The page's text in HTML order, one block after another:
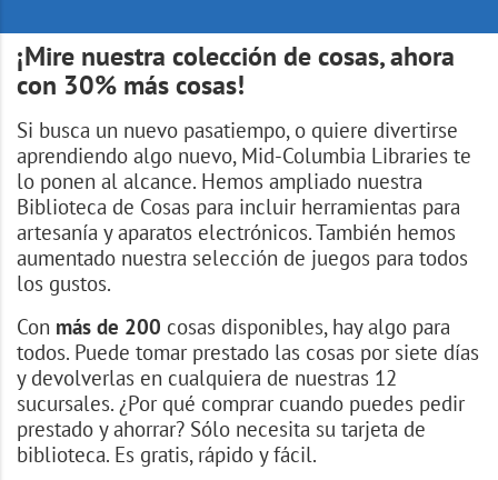
¡Mire nuestra colección de cosas, ahora
con 30% más cosas!
Si busca un nuevo pasatiempo, o quiere divertirse
aprendiendo algo nuevo, Mid-Columbia Libraries te
lo ponen al alcance. Hemos ampliado nuestra
Biblioteca de Cosas para incluir herramientas para
artesanía y aparatos electrónicos. También hemos
aumentado nuestra selección de juegos para todos
los gustos.
Con más de 200 cosas disponibles, hay algo para
todos. Puede tomar prestado las cosas por siete días
y devolverlas en cualquiera de nuestras 12
sucursales. ¿Por qué comprar cuando puedes pedir
prestado y ahorrar? Sólo necesita su tarjeta de
biblioteca. Es gratis, rápido y fácil.